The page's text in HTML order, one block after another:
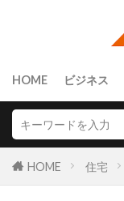
HOME ビジネス
HOME 住宅